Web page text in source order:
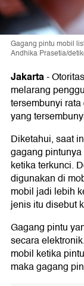
Gagang pintu mobil
Andhika Prasetia/
Jakarta-
melarang
tersembunyi
yang
Diketahui, saat
gagang
ketika terkunci.
digunakan di
mobil jadi lebih
jenis itu disebut
Gagang pintu
secara
mobil ketika
maka gagang